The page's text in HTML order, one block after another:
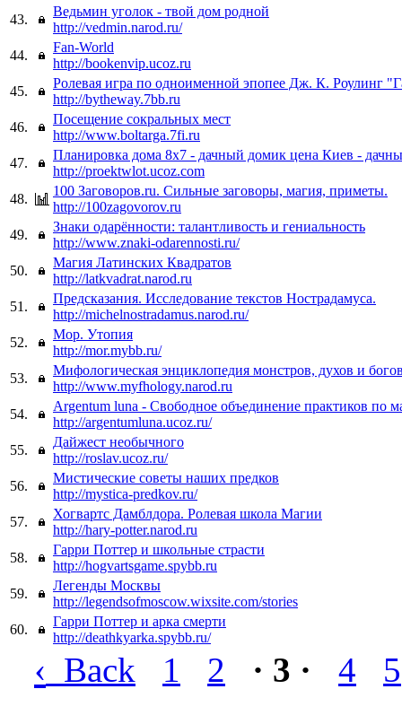
43.
Ведьмин уголок - твой дом родной
http://vedmin.narod.ru/
44.
Fan-World
http://bookenvip.ucoz.ru
45.
Ролевая игра по одноименной эпопее Дж. К. Роулинг
http://bytheway.7bb.ru
46.
Посещение сокральных мест
http://www.boltarga.7fi.ru
47.
Планировка дома 8х7 - дачный домик цена Киев -
http://proektwlot.ucoz.com
48.
100 Заговоров.ru. Сильные заговоры, магия, приметы.
http://100zagovorov.ru
49.
Знаки одарённости: талантливость и гениальность
http://www.znaki-odarennosti.ru/
50.
Магия Латинских Квадратов
http://latkvadrat.narod.ru
51.
Предсказания. Исследование текстов Нострадамуса.
http://michelnostradamus.narod.ru/
52.
Мор. Утопия
http://mor.mybb.ru/
53.
Мифологическая энциклопедия монстров, духов и
http://www.myfhology.narod.ru
54.
Argentum luna - Свободное объединение практиков по
http://argentumluna.ucoz.ru/
55.
Дайжест необычного
http://roslav.ucoz.ru/
56.
Мистические советы наших предков
http://mystica-predkov.ru/
57.
Хогвартс Дамблдора. Ролевая школа Магии
http://hary-potter.narod.ru
58.
Гарри Поттер и школьные страсти
http://hogvartsgame.spybb.ru
59.
Легенды Москвы
http://legendsofmoscow.wixsite.com/stories
60.
Гарри Поттер и арка смерти
http://deathkyarka.spybb.ru/
‹ Back 1 2 · 3 · 4 5